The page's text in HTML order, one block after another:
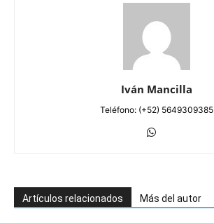
Iván Mancilla
Teléfono: (+52) 5649309385
Artículos relacionados Más del autor